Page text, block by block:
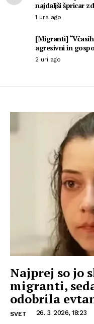
najdaljši špricar
1 ura ago
[Migranti]
agresivni in
2 uri ago
Najprej so jo
migranti,
odobrila
SVET 26. 3. 2026, 18:23